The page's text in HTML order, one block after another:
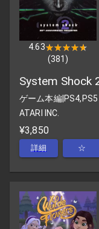
4.63★★★★★
★★★★★
(381 )
System Shock
ゲーム本編|PS4,PS5
ATARI INC.
¥3,850
詳細 ☆